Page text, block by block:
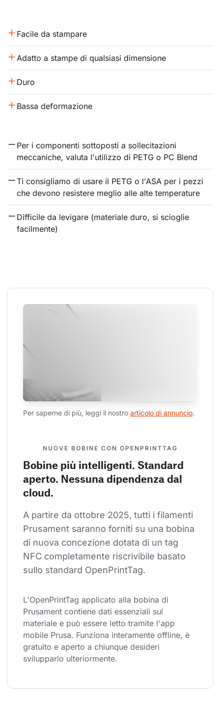
Facile da stampare
Adatto a stampe di qualsiasi dimensione
Duro
Bassa deformazione
Per i componenti sottoposti a sollecitazioni
meccaniche, valuta l'utilizzo di PETG o PC Blend
Ti consigliamo di usare il PETG o l'ASA per i pezzi
che devono resistere meglio alle alte temperature
Difficile da levigare (materiale duro, si scioglie
facilmente)
Per saperne di più, leggi il nostro articolo di annuncio.
NUOVE BOBINE CON OPENPRINTTAG
Bobine più intelligenti. Standard
aperto. Nessuna dipendenza dal
cloud.
A partire da ottobre 2025, tutti i filamenti
Prusament saranno forniti su una bobina
di nuova concezione dotata di un tag
NFC completamente riscrivibile basato
sullo standard OpenPrintTag.
L'OpenPrintTag applicato alla bobina di
Prusament contiene dati essenziali sul
materiale e può essere letto tramite l'app
mobile Prusa. Funziona interamente offline, è
gratuito e aperto a chiunque desideri
svilupparlo ulteriormente.